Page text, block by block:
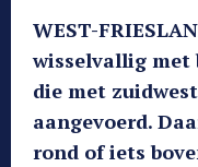
WEST-
wisselvallig met
die met
aangevoerd.
rond of iets